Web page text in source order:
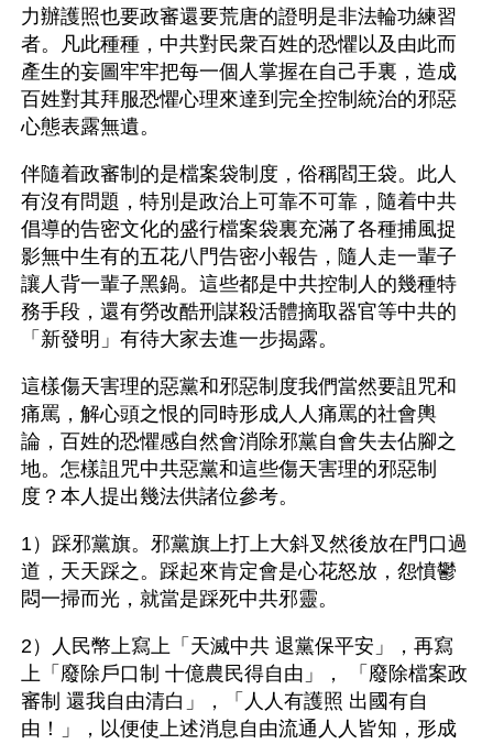
力辦護照也要政審還要荒唐的證明是非法輪功練習
者。凡此種種，中共對民衆百姓的恐懼以及由此而
產生的妄圖牢牢把每一個人掌握在自己手裏，造成
百姓對其拜服恐懼心理來達到完全控制統治的邪惡
心態表露無遺。
伴隨着政審制的是檔案袋制度，俗稱閻王袋。此人
有沒有問題，特別是政治上可靠不可靠，隨着中共
倡導的告密文化的盛行檔案袋裏充滿了各種捕風捉
影無中生有的五花八門告密小報告，隨人走一輩子
讓人背一輩子黑鍋。這些都是中共控制人的幾種特
務手段，還有勞改酷刑謀殺活體摘取器官等中共的
「新發明」有待大家去進一步揭露。
這樣傷天害理的惡黨和邪惡制度我們當然要詛咒和
痛罵，解心頭之恨的同時形成人人痛罵的社會輿
論，百姓的恐懼感自然會消除邪黨自會失去佔腳之
地。怎樣詛咒中共惡黨和這些傷天害理的邪惡制
度？本人提出幾法供諸位參考。
1）踩邪黨旗。邪黨旗上打上大斜叉然後放在門口過
道，天天踩之。踩起來肯定會是心花怒放，怨憤鬱
悶一掃而光，就當是踩死中共邪靈。
2）人民幣上寫上「天滅中共 退黨保平安」，再寫
上「廢除戶口制 十億農民得自由」， 「廢除檔案政
審制 還我自由清白」，「人人有護照 出國有自
由！」，以便使上述消息自由流通人人皆知，形成